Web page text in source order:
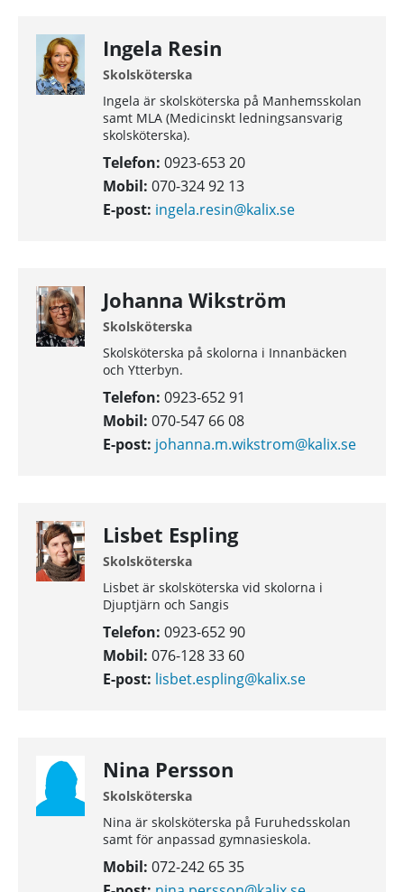
Ingela Resin
Skolsköterska
Ingela är skolsköterska på Manhemsskolan
samt MLA (Medicinskt ledningsansvarig
skolsköterska).
Telefon: 0923-653 20
Mobil: 070-324 92 13
E-post: ingela.resin@kalix.se
Johanna Wikström
Skolsköterska
Skolsköterska på skolorna i Innanbäcken
och Ytterbyn.
Telefon: 0923-652 91
Mobil: 070-547 66 08
E-post: johanna.m.wikstrom@kalix.se
Lisbet Espling
Skolsköterska
Lisbet är skolsköterska vid skolorna i
Djuptjärn och Sangis
Telefon: 0923-652 90
Mobil: 076-128 33 60
E-post: lisbet.espling@kalix.se
Nina Persson
Skolsköterska
Nina är skolsköterska på Furuhedsskolan
samt för anpassad gymnasieskola.
Mobil: 072-242 65 35